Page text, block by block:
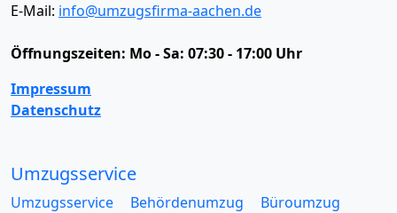
E-Mail: info@umzugsfirma-aachen.de
Öffnungszeiten: Mo - Sa: 07:30 - 17:00 Uhr
Impressum
Datenschutz
Umzugsservice
Umzugsservice Behördenumzug
Büroumzug